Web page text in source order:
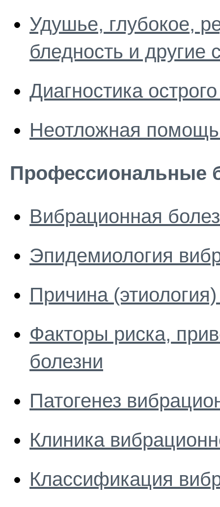
Удушье, глубокое,
бледность и другие
Диагностика
Неотложная помощь
Профессиональные
Вибрационная
Эпидемиология
Причина
Факторы риска,
болезни
Патогенез
Клиника
Классификация